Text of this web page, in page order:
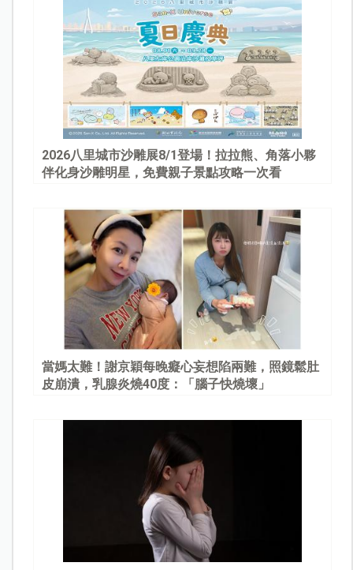
2026八里城市沙雕展8/1登場！拉拉熊、角落小夥
伴化身沙雕明星，免費親子景點攻略一次看
當媽太難！謝京穎每晚癡心妄想陷兩難，照鏡鬆肚
皮崩潰，乳腺炎燒40度：「腦子快燒壞」